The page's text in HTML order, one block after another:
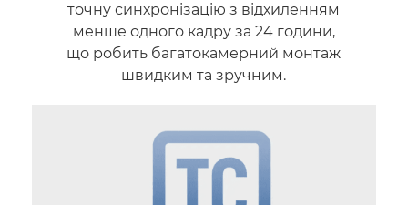
точну синхронізацію з відхиленням
менше одного кадру за 24 години,
що робить багатокамерний монтаж
швидким та зручним.